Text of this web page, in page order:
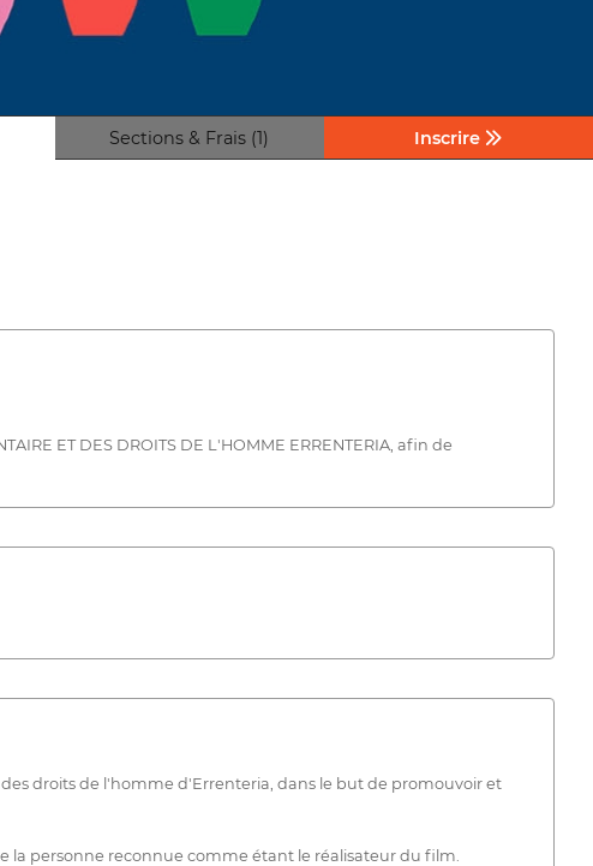
Sections & Frais (1) Inscrire
ET DES DROITS DE L'HOMME ERRENTERIA, afin de
droits de l'homme d'Errenteria, dans le but de promouvoir et
la personne reconnue comme étant le réalisateur du film.